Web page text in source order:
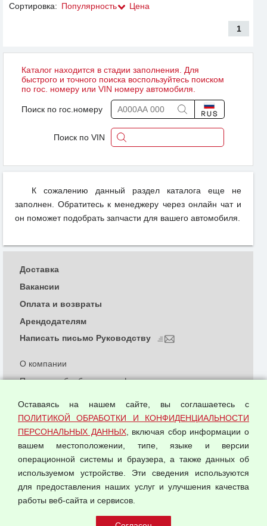
Сортировка: Популярность Цена
1
Каталог находится в стадии заполнения. Для
быстрого и точного поиска воспользуйтесь поиском
по гос. номеру или VIN номеру автомобиля.
Поиск по гос.номеру
Поиск по VIN
К сожалению данный раздел каталога еще не
заполнен. Обратитесь к менеджеру через онлайн чат и
он поможет подобрать запчасти для вашего автомобиля.
© 2026 ООО "Феникс"
О компании
Политика обработки и конфиденциальности
Согласием на обработку персональных данных
Оферта оптовой купли-продажи
Публичная оферта
Доставка
Вакансии
Оплата и возвраты
Арендодателям
Написать письмо Руководству
Оставаясь на нашем сайте, вы соглашаетесь с
ПОЛИТИКОЙ ОБРАБОТКИ И КОНФИДЕНЦИАЛЬНОСТИ
ПЕРСОНАЛЬНЫХ ДАННЫХ, включая сбор информации о
вашем местоположении, типе, языке и версии
операционной системы и браузера, а также данных об
используемом устройстве. Эти сведения используются
для предоставления наших услуг и улучшения качества
работы веб-сайта и сервисов.